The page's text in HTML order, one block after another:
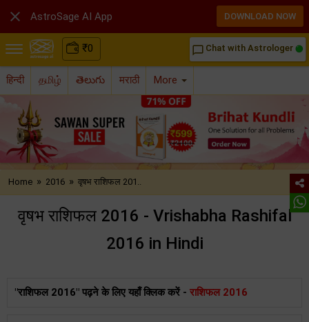
₹0 chat_bubble_outline Chat with Astrologer
हिन्दी தமிழ் తెలుగు मराठी More
Home » 2016 » वृषभ राशिफल 201..
वृषभ राशिफल 2016 - Vrishabha Rashifal
2016 in Hindi
"राशिफल 2016" पढ़ने के लिए यहाँ क्लिक करें - राशिफल 2016
 AstroSage AI App DOWNLOAD NOW